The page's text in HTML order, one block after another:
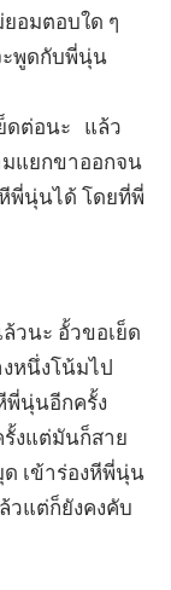
อมตอบใด ๆ
ะพูดกับพี่นุ่น
ย็ดต่อนะ แล้ว
แยกขาออกจน
พี่นุ่นได้ โดยที่พี่
วนะ อั้วขอเย็ด
หนึ่งโน้มไป
พี่นุ่นอีกครั้ง
งแต่มันก็สาย
เข้าร่องหีพี่นุ่น
วแต่ก็ยังคงคับ